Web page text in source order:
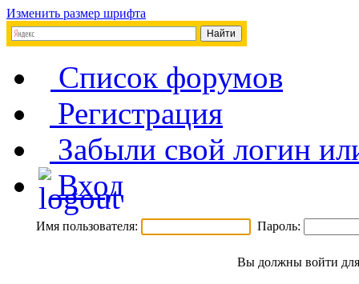
Изменить размер шрифта
Список форумов
Регистрация
Забыли свой логин
Вход
Имя пользователя: Пароль:
Вы должны войти